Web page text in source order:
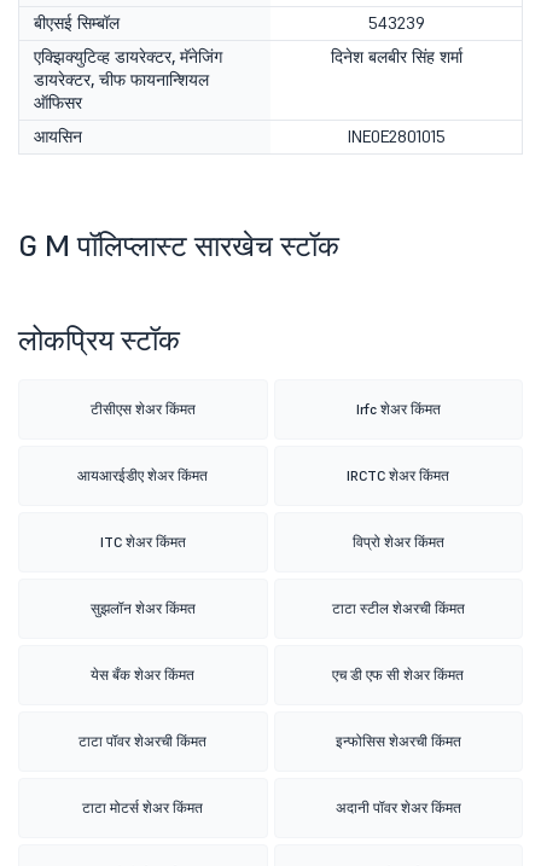
बीएसई सिम्बॉल
543239
एक्झिक्युटिव्ह डायरेक्टर, मॅनेजिंग
डायरेक्टर, चीफ फायनान्शियल
ऑफिसर
दिनेश बलबीर सिंह शर्मा
आयसिन INE0E2801015
G M पॉलिप्लास्ट सारखेच स्टॉक
लोकप्रिय स्टॉक
टीसीएस शेअर किंमत Irfc शेअर किंमत
आयआरईडीए शेअर किंमत IRCTC शेअर किंमत
ITC शेअर किंमत विप्रो शेअर किंमत
सुझलॉन शेअर किंमत टाटा स्टील शेअरची किंमत
येस बँक शेअर किंमत एच डी एफ सी शेअर किंमत
टाटा पॉवर शेअरची किंमत इन्फोसिस शेअरची किंमत
टाटा मोटर्स शेअर किंमत अदानी पॉवर शेअर किंमत